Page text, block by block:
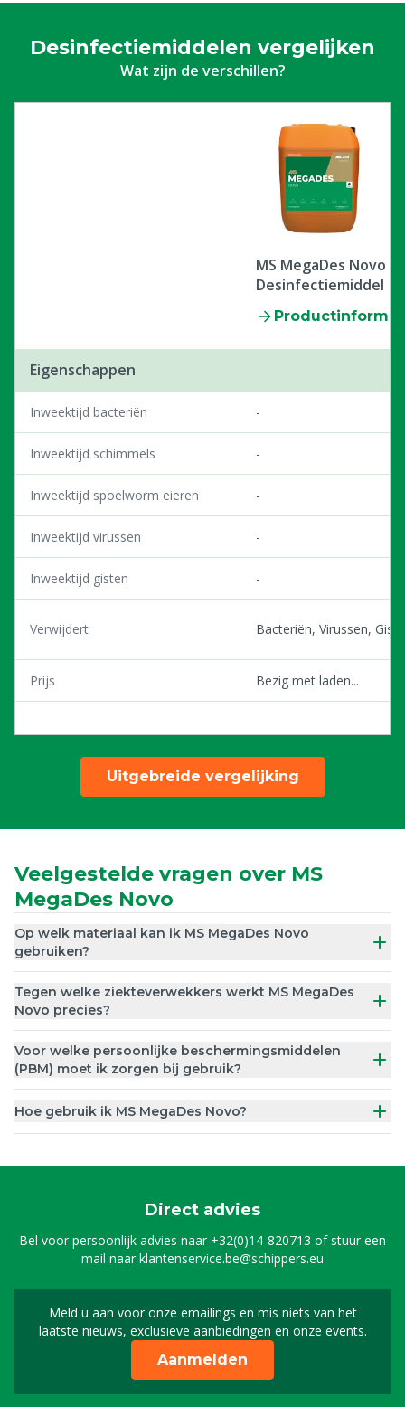
Desinfectiemiddelen vergelijken
Wat zijn de verschillen?
MS MegaDes Novo -
Desinfectiemiddel
Eigenschappen
Inweektijd bacteriën -
Inweektijd schimmels -
Inweektijd spoelworm eieren -
Inweektijd virussen -
Inweektijd gisten -
Verwijdert Bacteriën, Virussen,
Prijs Bezig met laden...
Uitgebreide vergelijking
Veelgestelde vragen over MS
MegaDes Novo
Op welk materiaal kan ik MS MegaDes Novo
gebruiken?
Tegen welke ziekteverwekkers werkt MS MegaDes
Novo precies?
Voor welke persoonlijke beschermingsmiddelen
(PBM) moet ik zorgen bij gebruik?
Hoe gebruik ik MS MegaDes Novo?
Direct advies
Bel voor persoonlijk advies naar +32(0)14-820713 of stuur een
mail naarklantenservice.be@schippers.eu
Meld u aan voor onze emailings en mis niets van het
laatste nieuws, exclusieve aanbiedingen en onze events.
Meld u aan voor onze
Aanmelden